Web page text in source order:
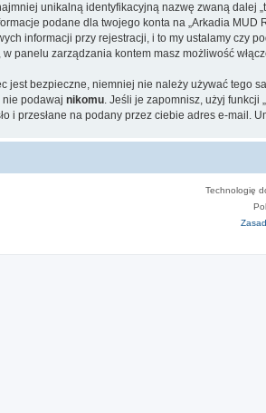
unikalną identyfikacyjną nazwę zwaną dalej
podane dla twojego konta na „Arkadia
informacji przy rejestracji, i to my ustalamy czy
panelu zarządzania kontem masz możliwość
jest bezpieczne, niemniej nie należy używać tego
nie podawaj nikomu. Jeśli je zapomnisz, użyj funkcji
i przesłane na podany przez ciebie adres e-mail.
Technologię